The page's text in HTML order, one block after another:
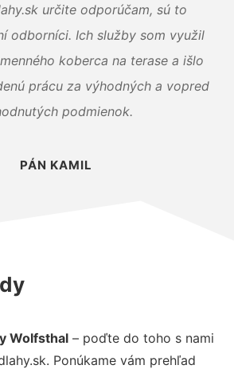
určite odporúčam, sú to
odborníci. Ich služby som využil
koberca na terase a išlo
prácu za výhodných a vopred
podmienok.
PÁN KAMIL
Wolfsthal – poďte do toho s nami
Ponúkame vám prehľad